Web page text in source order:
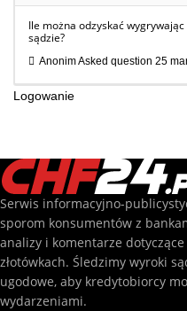
Ile można odzyskać
sądzie?
AnonimAsked question 25
Logowanie
Serwis informacyjno-
sporom konsumentów z
analizy i komentarze
złotówkach. Śledzimy wyroki
ugodowe, aby kredytobiorcy
wydarzeniami.